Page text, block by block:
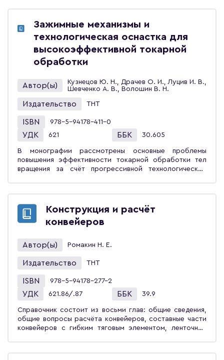
машины и механизмы. Изложены основы
проектирования и способы выбора оборудования,
приведены примеры и задания для самостоятельной
работы.Учебное пособие предназначено для
студентов, обучающихся в высших учебных заведениях
по направлению «Конструкторско-технологическое
обеспечение машиностроительных производств», а
работниками машиностроительных предприятий.
Зажимные механизмы и
технологическая оснастка для
высокоэффективной токарной
обработки
Автор(ы)
Кузнецов Ю. Н., Драчев О. И., Луцив И. В.,
Шевченко А. В., Волошин В. Н.
Издательство ТНТ
ISBN 978-5-94178-411-0
УДК 621 ББК 30.605
В монографии рассмотрены основные проблемы
повышения эффективности токарной обработки тел
вращения за счёт прогрессивной технологической
экспериментальным исследованиям инструментальной
оснастки с упругими направляющими и
ориентированной жёсткостью, станочно-
инструментальной оснастки для многолезвийной
зажимных механизмов для высокопроизводительной,
высокоскоростной и высокоточной обработки на
токарных станках с различными системами управления,
в том числе при обработке маложёстких
длинномерных деталей. Монография предназначена для
студентов вузов технических направлений, аспирантов,
магистров, научных и инженерно-технических
Конструкция и расчёт
конвейеров
Автор(ы) Ромакин Н. Е.
Издательство ТНТ
ISBN 978-5-94178-277-2
УДК 621.86/.87 ББК 39.9
Справочник состоит из восьми глав: общие сведения,
общие вопросы расчёта конвейеров, составные части
конвейеров с гибким тяговым элементом, ленточные
конвейеры без тягового элемента. Представлены